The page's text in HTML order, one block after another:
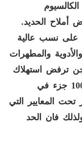
أملاح الحديد.
على نسب عالية
والمطهرات
ترفض استهلاك
الماء عند زيادة العسر الكلى عن 1000 جزء في
المعايير التي
فان الحد